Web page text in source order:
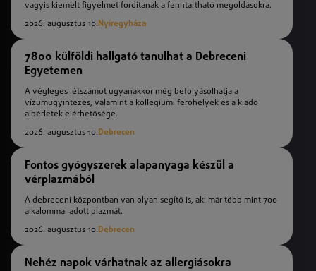
vagyis kiemelt figyelmet fordítanak a fenntartható megoldásokra.
2026. augusztus 10. Nyíregyháza
7800 külföldi hallgató tanulhat a Debreceni
Egyetemen
A végleges létszámot ugyanakkor még befolyásolhatja a
vízumügyintézés, valamint a kollégiumi férőhelyek és a kiadó
albérletek elérhetősége.
2026. augusztus 10.Debrecen
Fontos gyógyszerek alapanyaga készül a
vérplazmából
A debreceni központban van olyan segítő is, aki már több mint 700
alkalommal adott plazmát.
2026. augusztus 10.Debrecen
Nehéz napok várhatnak az allergiásokra